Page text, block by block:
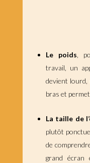
Le poids,
travail, un
devient lourd,
bras et
La taille de
plutôt
de
grand écran